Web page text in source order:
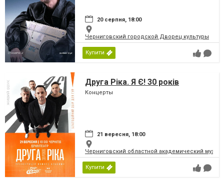
20 серпня, 18:00
Черниговский городской Дворец культуры
Купити
Друга Ріка. Я Є! 30 років
Концерты
21 вересня, 18:00
Черниговский областной академический
Купити